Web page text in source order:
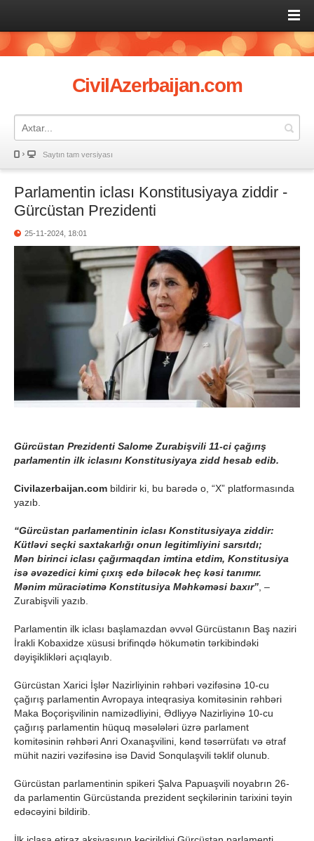
CivilAzerbaijan.com
Saytın tam versiyası
Parlamentin iclası Konstitusiyaya ziddir -
Gürcüstan Prezidenti
25-11-2024, 18:01
Gürcüstan Prezidenti Salome Zurabişvili 11-ci çağırış
parlamentin ilk iclasını Konstitusiyaya zidd hesab edib.
Civilazerbaijan.com bildirir ki, bu barədə o, “X” platformasında
yazıb.
“Gürcüstan parlamentinin iclası Konstitusiyaya ziddir:
Kütləvi seçki saxtakarlığı onun legitimliyini sarsıtdı;
Mən birinci iclası çağırmaqdan imtina etdim, Konstitusiya
isə əvəzedici kimi çıxış edə biləcək heç kəsi tanımır.
Mənim müraciətimə Konstitusiya Məhkəməsi baxır” , –
Zurabişvili yazıb.
Parlamentin ilk iclası başlamazdan əvvəl Gürcüstanın Baş naziri
İrakli Kobaxidze xüsusi brifinqdə hökumətin tərkibindəki
dəyişiklikləri açıqlayıb.
Gürcüstan Xarici İşlər Nazirliyinin rəhbəri vəzifəsinə 10-cu
çağırış parlamentin Avropaya inteqrasiya komitəsinin rəhbəri
Maka Boçorişvilinin namizədliyini, Ədliyyə Nazirliyinə 10-cu
çağırış parlamentin hüquq məsələləri üzrə parlament
komitəsinin rəhbəri Anri Oxanaşvilini, kənd təsərrüfatı və ətraf
mühit naziri vəzifəsinə isə David Sonqulaşvili təklif olunub.
Gürcüstan parlamentinin spikeri Şalva Papuaşvili noyabrın 26-
da parlamentin Gürcüstanda prezident seçkilərinin tarixini təyin
edəcəyini bildirib.